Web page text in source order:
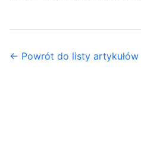
← Powrót do listy artykułów